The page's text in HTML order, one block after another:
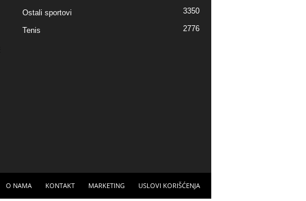
Ostali sportovi 3350
Tenis 2776
O NAMA KONTAKT MARKETING USLOVI KORIŠĆENJA